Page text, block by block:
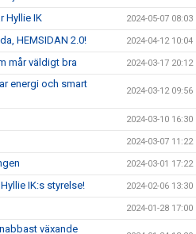
Hyllie IK 2024-05-07 08:03
HEMSIDAN 2.0! 2024-04-12 10:04
mår väldigt bra 2024-03-17 20:12
energi och smart
2024-03-12 09:56
2024-03-10 16:30
2024-03-07 11:22
2024-03-01 17:22
IK:s styrelse! 2024-02-06 13:30
2024-01-28 17:00
växande